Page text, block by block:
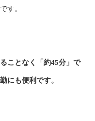
す。
ことなく「約45分」で
にも便利です。